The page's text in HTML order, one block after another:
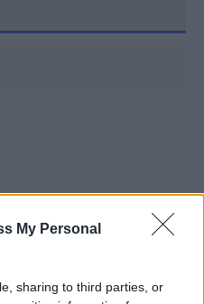
My Personal
sharing to third parties, or